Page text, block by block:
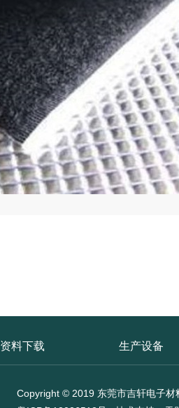
资料下载 生产设备
Copyright © 2019 东莞市吉轩电子材